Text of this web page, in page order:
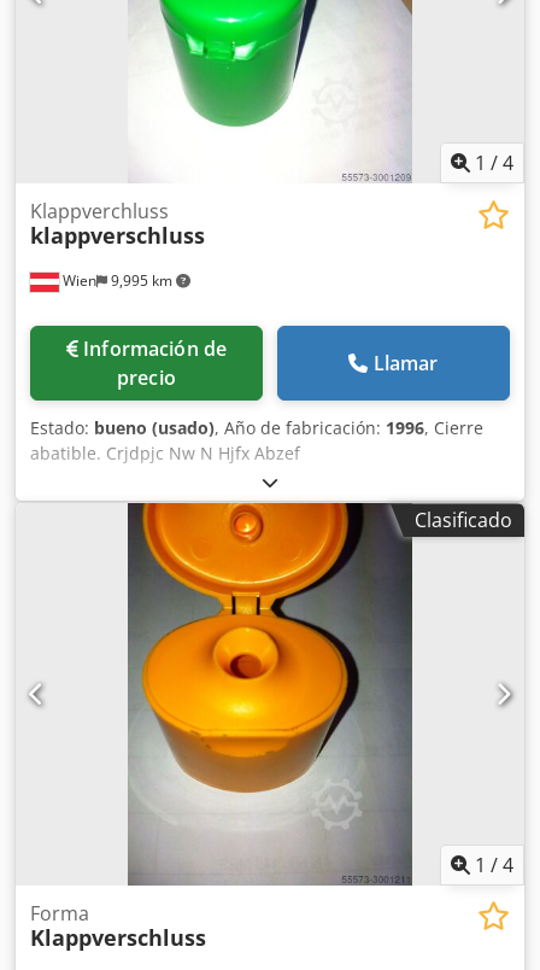
1 /4
Wien 9,995 km
Klappverchluss
klappverschluss
Información de
precio
Llamar
Estado: bueno (usado), Año de fabricación: 1996, Cierre
abatible. Crjdpjc Nw N Hjfx Abzef
Clasificado
1 /4
Forma
Klappverschluss